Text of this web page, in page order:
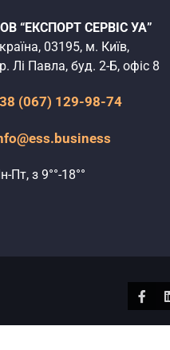
“ЕКСПОРТ СЕРВІС УА”
03195, м. Київ,
Лі Павла, буд. 2-Б, офіс 8
(067) 129-98-74
Пт, з 9°°-18°°